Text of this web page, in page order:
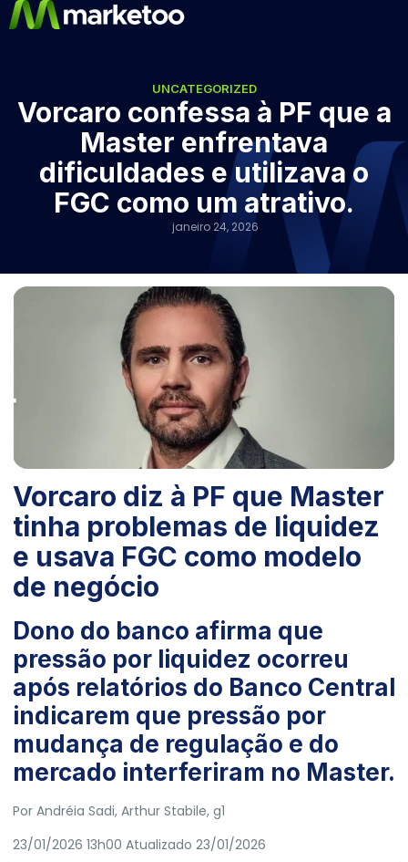
UNCATEGORIZED
Vorcaro confessa à PF que a
Master enfrentava
dificuldades e utilizava o
FGC como um atrativo.
janeiro 24, 2026
Vorcaro diz à PF que Master
tinha problemas de liquidez
e usava FGC como modelo
de negócio
Dono do banco afirma que
pressão por liquidez ocorreu
após relatórios do Banco Central
indicarem que pressão por
mudança de regulação e do
mercado interferiram no Master.
Por Andréia Sadi, Arthur Stabile, g1
23/01/2026 13h00 Atualizado 23/01/2026